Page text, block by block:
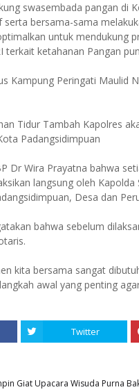
swasembada pangan di
bersama-sama
untuk mendukung
terkait ketahanan Pangan
Kampung Peringati Maulid
Tidur Tambah Kapolres
Padangsidimpuan
Dr Wira Prayatna bahwa
langsung oleh
Desa dan
bahwa sebelum
kita bersama sangat
awal yang penting
Twitter
Giat Upacara Wisuda Purna